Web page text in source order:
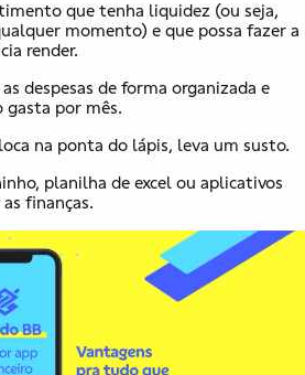
que tenha liquidez (ou seja,
momento) e que possa fazer a
render.
despesas de forma organizada e
gasta por mês.
na ponta do lápis, leva um susto.
planilha de excel ou aplicativos
finanças.